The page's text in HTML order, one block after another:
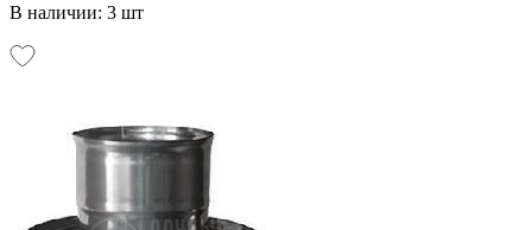
В наличии: 3 шт